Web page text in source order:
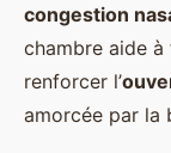
congestion
chambre aide
renforcer l’
amorcée par la